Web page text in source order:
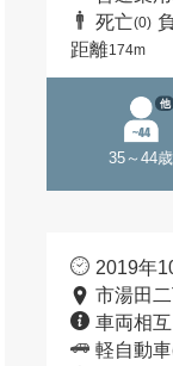
死亡(0)
距離174m
35～44歳
他
2019年
市湯田
車両相
軽自動車